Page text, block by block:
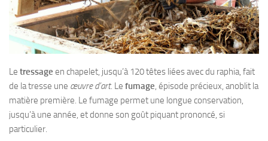
Le tressage en chapelet, jusqu’à 120 têtes liées avec du raphia, fait
de la tresse une œuvre d’art. Le fumage, épisode précieux, anoblit la
matière première. Le fumage permet une longue conservation,
jusqu’à une année, et donne son goût piquant prononcé, si
particulier.